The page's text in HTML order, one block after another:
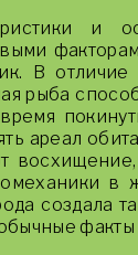
и
В
рыба
ареал
в
создала
факты